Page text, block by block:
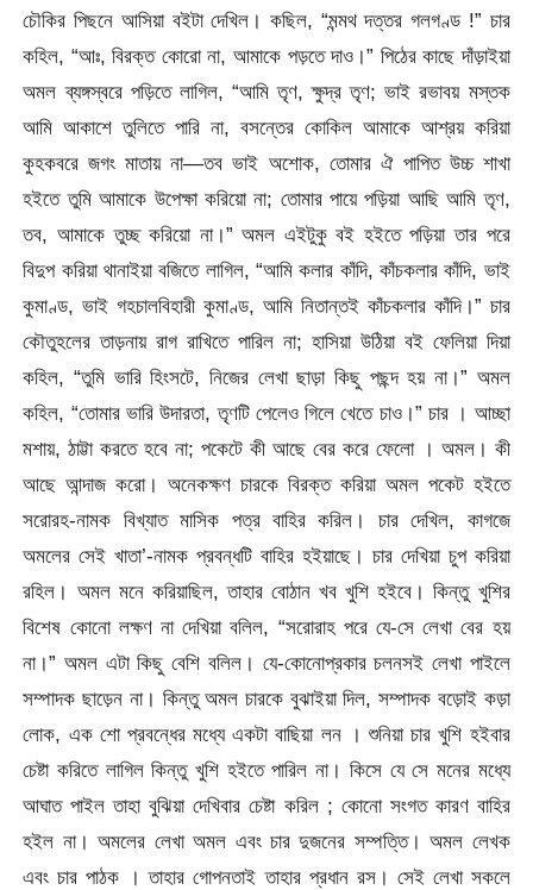
চৌকির পিছনে আসিয়া বইটা দেখিল। কছিল, “মন্মথ দত্তর গলগণ্ড !” চার
কহিল, “আঃ, বিরক্ত কোরো না, আমাকে পড়তে দাও।” পিঠের কাছে দাঁড়াইয়া
অমল ব্যঙ্গস্বরে পড়িতে লাগিল, “আমি তৃণ, ক্ষুদ্র তৃণ; ভাই রভাবয় মস্তক
আমি আকাশে তুলিতে পারি না, বসন্তের কোকিল আমাকে আশ্রয় করিয়া
কুহকবরে জগং মাতায় না—তব ভাই অশোক, তোমার ঐ পাপিত উচ্চ শাখা
হইতে তুমি আমাকে উপেক্ষা করিয়ো না; তোমার পায়ে পড়িয়া আছি আমি তৃণ,
তব, আমাকে তুচ্ছ করিয়ো না।” অমল এইটুকু বই হইতে পড়িয়া তার পরে
বিদুপ করিয়া থানাইয়া বজিতে লাগিল, “আমি কলার কাঁদি, কাঁচকলার কাঁদি, ভাই
কুমাণ্ড, ভাই গহচালবিহারী কুমাণ্ড, আমি নিতান্তই কাঁচকলার কাঁদি।” চার
কৌতুহলের তাড়নায় রাগ রাখিতে পারিল না; হাসিয়া উঠিয়া বই ফেলিয়া দিয়া
কহিল, “তুমি ভারি হিংসটে, নিজের লেখা ছাড়া কিছু পছন্দ হয় না।” অমল
কহিল, “তোমার ভারি উদারতা, তৃণটি পেলেও গিলে খেতে চাও।” চার । আচ্ছা
মশায়, ঠাট্টা করতে হবে না; পকেটে কী আছে বের করে ফেলো । অমল। কী
আছে আন্দাজ করো। অনেকক্ষণ চারকে বিরক্ত করিয়া অমল পকেট হইতে
সরোরহ-নামক বিখ্যাত মাসিক পত্র বাহির করিল। চার দেখিল, কাগজে
অমলের সেই খাতা’-নামক প্রবন্ধটি বাহির হইয়াছে। চার দেখিয়া চুপ করিয়া
রহিল। অমল মনে করিয়াছিল, তাহার বোঠান খব খুশি হইবে। কিন্তু খুশির
বিশেষ কোনো লক্ষণ না দেখিয়া বলিল, “সরোরাহ পরে যে-সে লেখা বের হয়
না।” অমল এটা কিছু বেশি বলিল। যে-কোনোপ্রকার চলনসই লেখা পাইলে
সম্পাদক ছাড়েন না। কিন্তু অমল চারকে বুঝাইয়া দিল, সম্পাদক বড়োই কড়া
লোক, এক শো প্রবন্ধের মধ্যে একটা বাছিয়া লন । শুনিয়া চার খুশি হইবার
চেষ্টা করিতে লাগিল কিন্তু খুশি হইতে পারিল না। কিসে যে সে মনের মধ্যে
আঘাত পাইল তাহা বুঝিয়া দেখিবার চেষ্টা করিল ; কোনো সংগত কারণ বাহির
হইল না। অমলের লেখা অমল এবং চার দুজনের সম্পত্তি। অমল লেখক
এবং চার পাঠক । তাহার গোপনতাই তাহার প্রধান রস। সেই লেখা সকলে